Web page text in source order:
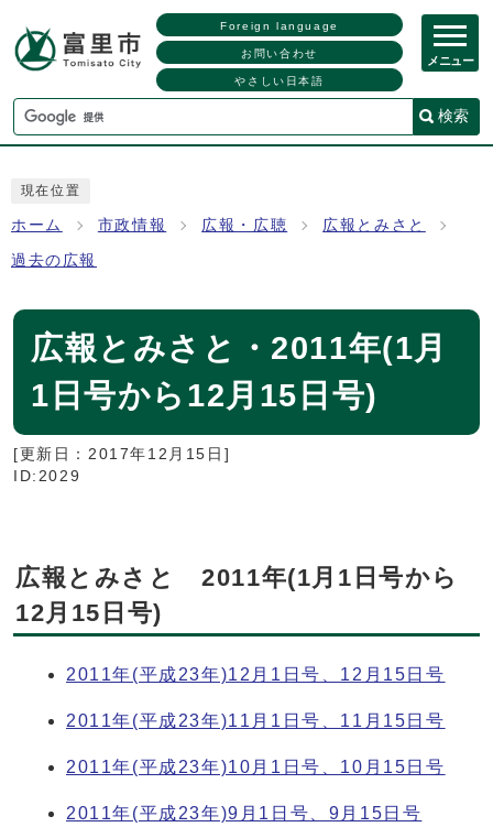
Foreign language
お問い合わせ
やさしい日本語
検索
メニュー
現在位置
ホーム 市政情報 広報・広聴 広報とみさと
過去の広報
広報とみさと・2011年(1月
1日号から12月15日号)
[更新日： 2017年12月15日 ]
ID:2029
広報とみさと 2011年(1月1日号から
12月15日号)
2011年(平成23年)12月1日号、12月15日号
2011年(平成23年)11月1日号、11月15日号
2011年(平成23年)10月1日号、10月15日号
2011年(平成23年)9月1日号、9月15日号